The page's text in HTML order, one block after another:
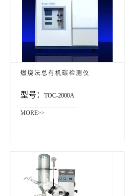
燃烧法总有机碳检测仪
型号： TOC-2000A
MORE>>